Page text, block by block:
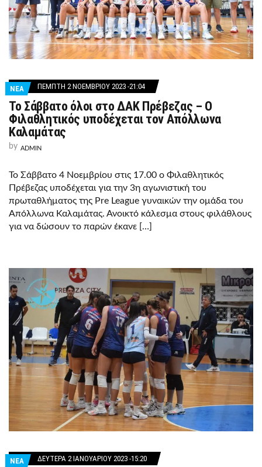
ΝΕΑ ΠΈΜΠΤΗ 2 ΝΟΕΜΒΡΊΟΥ 2023 -21:04
Το Σάββατο όλοι στο ΔΑΚ Πρέβεζας – Ο
Φιλαθλητικός υποδέχεται τον Απόλλωνα
Καλαμάτας
by ADMIN
Το Σάββατο 4 Νοεμβρίου στις 17.00 ο Φιλαθλητικός
Πρέβεζας υποδέχεται για την 3η αγωνιστική του
πρωταθλήματος της Pre League γυναικών την ομάδα του
Απόλλωνα Καλαμάτας. Ανοικτό κάλεσμα στους φιλάθλους
για να δώσουν το παρών έκανε […]
ΝΕΑ ΔΕΥΤΈΡΑ 2 ΙΑΝΟΥΑΡΊΟΥ 2023 -15:20